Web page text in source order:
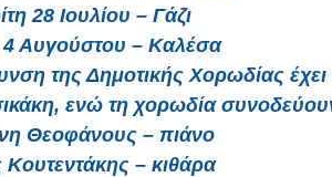
28 Ιουλίου – Γάζι
4 Αυγούστου – Καλέσα
της Δημοτικής Χορωδίας
ενώ τη χορωδία
Θεοφάνους – πιάνο
– κιθάρα